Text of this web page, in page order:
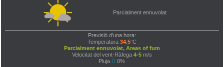
Parcialment ennuvolat
Previsió d’una hora:
Temperatura 34.5°C
Parcialment ennuvolat, Areas of fum
Velocitat del vent-Ràfega 4-5m/s
Pluja
0%